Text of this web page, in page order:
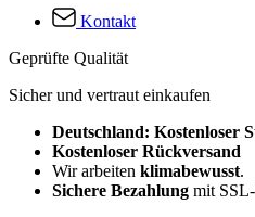
Kontakt
Geprüfte Qualität
Sicher und vertraut einkaufen
Deutschland: Kostenloser
Kostenloser Rückversand
Wir arbeiten klimabewusst.
Sichere Bezahlung mit